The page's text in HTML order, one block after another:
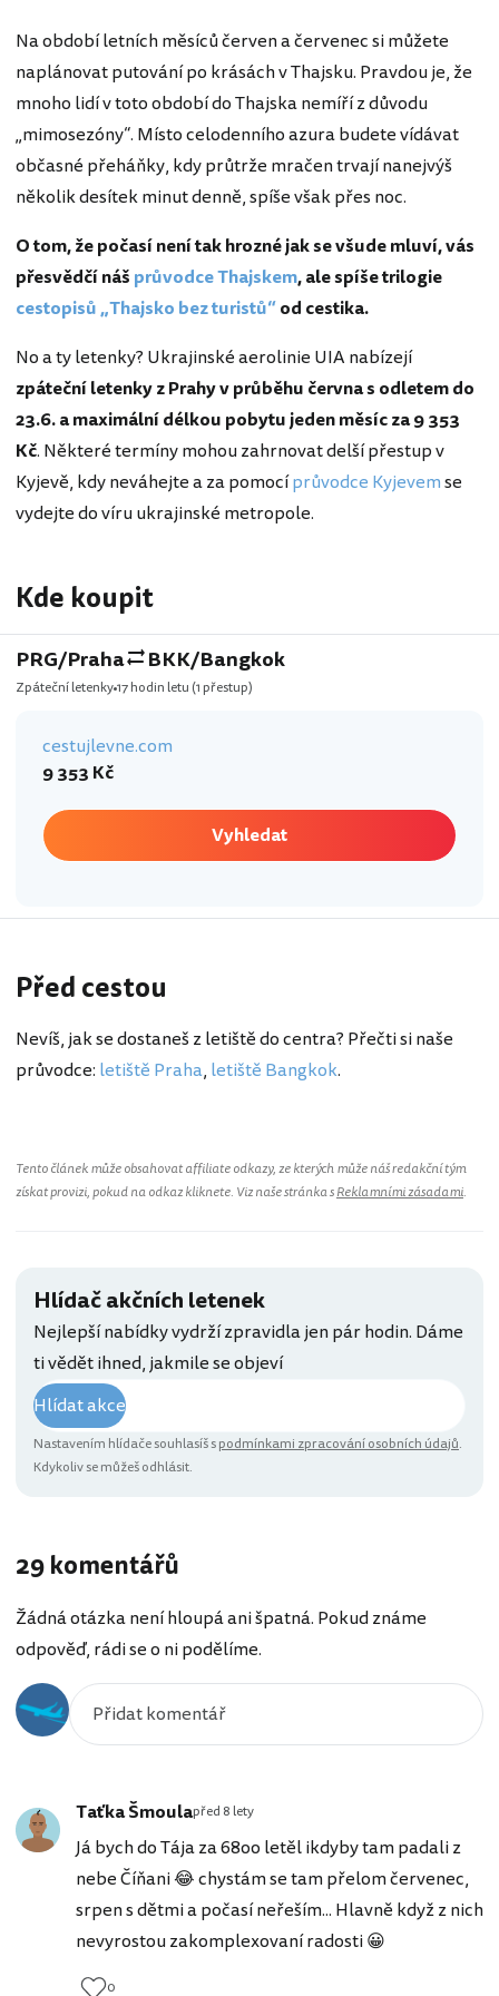
Na období letních měsíců červen a červenec si můžete
naplánovat putování po krásách v Thajsku. Pravdou je, že
mnoho lidí v toto období do Thajska nemíří z důvodu
„mimosezóny“. Místo celodenního azura budete vídávat
občasné přeháňky, kdy průtrže mračen trvají nanejvýš
několik desítek minut denně, spíše však přes noc.
O tom, že počasí není tak hrozné jak se všude mluví, vás
přesvědčí náš průvodce Thajskem, ale spíše trilogie
cestopisů „Thajsko bez turistů“od cestika.
No a ty letenky? Ukrajinské aerolinie UIA nabízejí
zpáteční letenky z Prahy v průběhu června s odletem do
23.6. a maximální délkou pobytu jeden měsíc za 9 353
Kč. Některé termíny mohou zahrnovat delší přestup v
Kyjevě, kdy neváhejte a za pomocíprůvodce Kyjevemse
vydejte do víru ukrajinské metropole.
Kde koupit
PRG/Praha BKK/Bangkok
Zpáteční letenky17 hodin letu (1 přestup)
cestujlevne.com
9 353 Kč
Vyhledat
Před cestou
Nevíš, jak se dostaneš z letiště do centra? Přečti si naše
průvodce: letiště Praha, letiště Bangkok.
Tento článek může obsahovat affiliate odkazy, ze kterých může náš redakční tým
získat provizi, pokud na odkaz kliknete. Viz naše stránka sReklamními zásadami.
Hlídač akčních letenek
Nejlepší nabídky vydrží zpravidla jen pár hodin. Dáme
ti vědět ihned, jakmile se objeví
Hlídat akce
Nastavením hlídače souhlasíš spodmínkami zpracování osobních údajů.
Kdykoliv se můžeš odhlásit.
29 komentářů
Žádná otázka není hloupá ani špatná. Pokud známe
odpověď, rádi se o ni podělíme.
Taťka Šmoulapřed 8 lety
Já bych do Tája za 68oo letěl ikdyby tam padali z
nebe Číňani 😂 chystám se tam přelom červenec,
srpen s dětmi a počasí neřeším... Hlavně když z nich
nevyrostou zakomplexovaní radosti 😀
0